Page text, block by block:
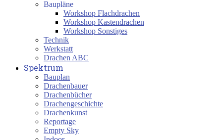
Baupläne
Workshop Flachdrachen
Workshop Kastendrachen
Workshop Sonstiges
Technik
Werkstatt
Drachen ABC
Spektrum
Bauplan
Drachenbauer
Drachenbücher
Drachengeschichte
Drachenkunst
Reportage
Empty Sky